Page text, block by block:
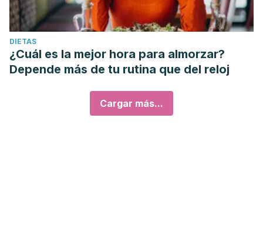
DIETAS
¿Cuál es la mejor hora para almorzar?
Depende más de tu rutina que del reloj
Cargar más...